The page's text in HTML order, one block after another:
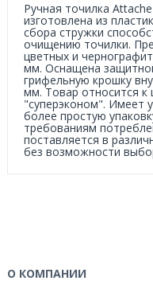
Ручная точилка
изготовлена из
сбора стружки
очищению точилки.
цветных и
мм. Оснащена
грифельную крошку
мм. Товар относится к
"суперэконом". Имеет
более простую
требованиям
поставляется в
без возможности
О КОМПАНИИ